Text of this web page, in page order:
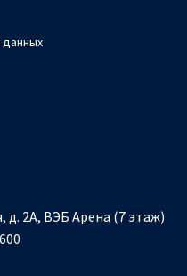
д. 2А, ВЭБ Арена (7 этаж)